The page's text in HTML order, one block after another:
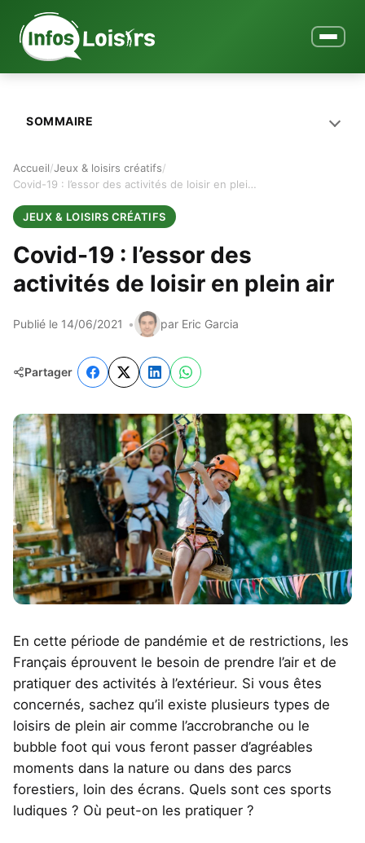
Ouvrir le
Accueil Jeux & loisirs créatifs
Covid-19 : l’essor des activités de loisir en plein air
JEUX & LOISIRS CRÉATIFS
Covid-19 : l’essor des
activités de loisir en plein air
Publié le 14/06/2021 par Eric Garcia
Partager
En cette période de pandémie et de restrictions, les
Français éprouvent le besoin de prendre l’air et de
pratiquer des activités à l’extérieur. Si vous êtes
concernés, sachez qu’il existe plusieurs types de
loisirs de plein air comme l’accrobranche ou le
bubble foot qui vous feront passer d’agréables
moments dans la nature ou dans des parcs
forestiers, loin des écrans. Quels sont ces sports
ludiques ? Où peut-on les pratiquer ?
SOMMAIRE